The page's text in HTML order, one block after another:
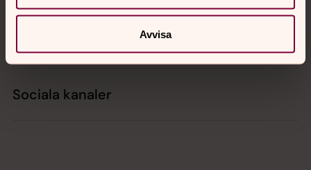
Avvisa
Sociala kanaler